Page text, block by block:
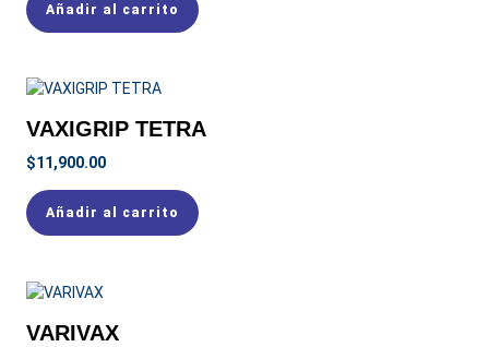
Añadir al carrito
VAXIGRIP TETRA
$11,900.00
Añadir al carrito
VARIVAX